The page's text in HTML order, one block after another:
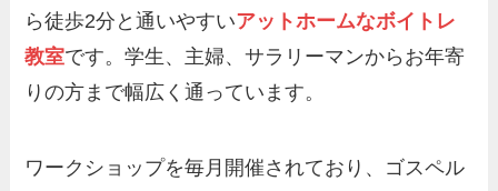
ら徒歩2分と通いやすいアットホームなボイトレ
教室です。学生、主婦、サラリーマンからお年寄
りの方まで幅広く通っています。
ワークショップを毎月開催されており、ゴスペル